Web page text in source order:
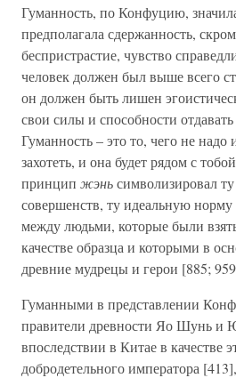
Гуманность, по Конфуцию,
предполагала сдержанность,
беспристрастие, чувство
человек должен был выше всего
он должен быть лишен
свои силы и способности
Гуманность – это то, чего не
захотеть, и она будет рядом с
принцип жэньсимволизировал
совершенств, ту идеальную
между людьми, которые были
качестве образца и которыми в
древние мудрецы и герои [885;
Гуманными в представлении
правители древности Яо Шунь и
впоследствии в Китае в качестве
добродетельного императора